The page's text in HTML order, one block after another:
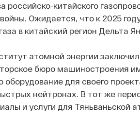
российско-китайского
Ожидается, что к 2025
в китайский регион Дельта
атомной энергии
бюро машиностроения
оборудование для своего
нейтронах. В тот же
и услуги для Тяньваньской